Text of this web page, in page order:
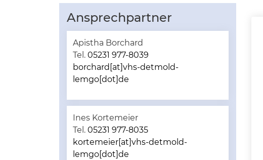
Ansprechpartner
Apistha Borchard
Tel. 05231 977-8039
borchard[at]vhs-detmold-
lemgo[dot]de
Ines Kortemeier
Tel. 05231 977-8035
kortemeier[at]vhs-detmold-
lemgo[dot]de